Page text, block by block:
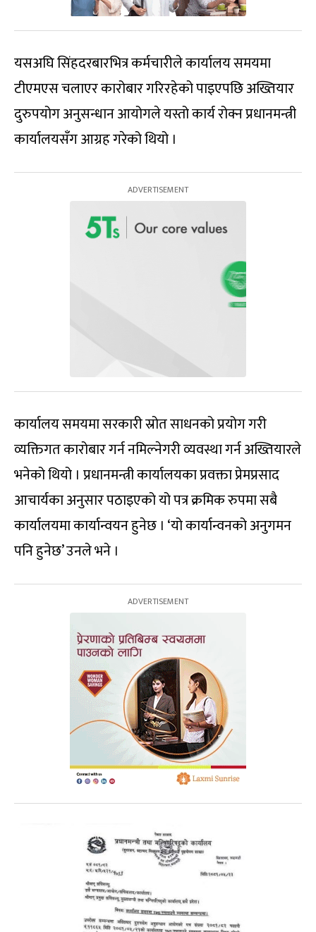
यसअघि सिंहदरबारभित्र कर्मचारीले कार्यालय समयमा
टीएमएस चलाएर कारोबार गरिरहेको पाइएपछि अख्तियार
दुरुपयोग अनुसन्धान आयोगले यस्तो कार्य रोक्न प्रधानमन्त्री
कार्यालयसँग आग्रह गरेको थियो ।
कार्यालय समयमा सरकारी स्रोत साधनको प्रयोग गरी
व्यक्तिगत कारोबार गर्न नमिल्नेगरी व्यवस्था गर्न अख्तियारले
भनेको थियो । प्रधानमन्त्री कार्यालयका प्रवक्ता प्रेमप्रसाद
आचार्यका अनुसार पठाइएको यो पत्र क्रमिक रुपमा सबै
कार्यालयमा कार्यान्वयन हुनेछ । ‘यो कार्यान्वनको अनुगमन
पनि हुनेछ’ उनले भने ।